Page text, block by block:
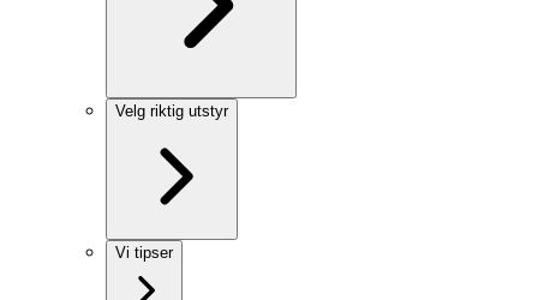
Velg riktig utstyr
Vi tipser